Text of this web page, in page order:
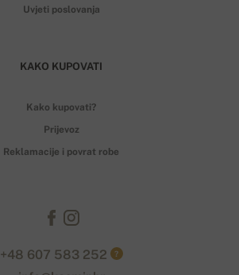
Uvjeti poslovanja
KAKO KUPOVATI
Kako kupovati?
Prijevoz
Reklamacije i povrat robe
+48 607 583 252 ?